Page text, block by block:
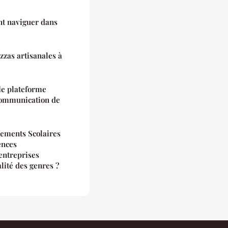
naviguer dans
artisanales à
plateforme
de
Scolaires
des genres ?